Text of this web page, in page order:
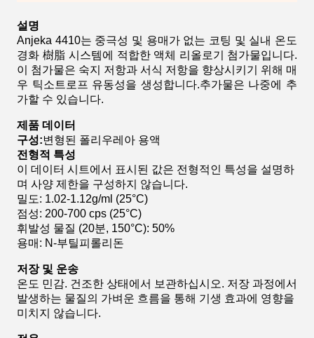
설명
Anjeka 4410는 중극성 및 용매가 없는 코팅 및 실내 온도
경화 樹脂 시스템에 적합한 액체 리올로기 첨가물입니다.
이 첨가물은 숙지 저항과 서식 저항을 향상시키기 위해 매
우 틱소트로프 유동성을 생성합니다.추가물은 나중에 추
가할 수 있습니다.
제품 데이터
구성:변형된 폴리우레아 용액
전형적 특성
이 데이터 시트에서 표시된 값은 전형적인 특성을 설명하
며 사양 제한을 구성하지 않습니다.
밀도: 1.02-1.12g/ml (25°C)
점성: 200-700 cps (25°C)
휘발성 물질 (20분, 150°C): 50%
용매: N-부틸피롤리돈
저장 및 운송
온도 민감. 건조한 상태에서 보관하십시오. 저장 과정에서
발생하는 물질의 가벼운 흐름을 통해 기생 효과에 영향을
미치지 않습니다.